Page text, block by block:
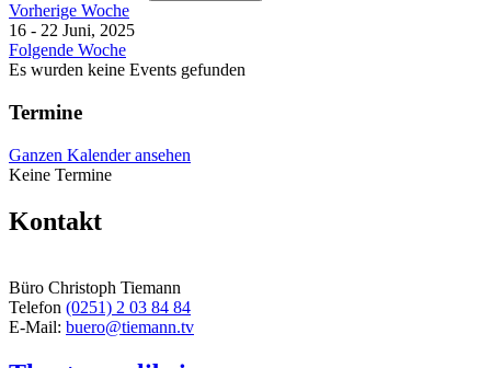
Vorherige Woche
16 - 22 Juni, 2025
Folgende Woche
Es wurden keine Events gefunden
Termine
Ganzen Kalender ansehen
Keine Termine
Kontakt
Büro Christoph Tiemann
Telefon (0251) 2 03 84 84
E-Mail: buero@tiemann.tv